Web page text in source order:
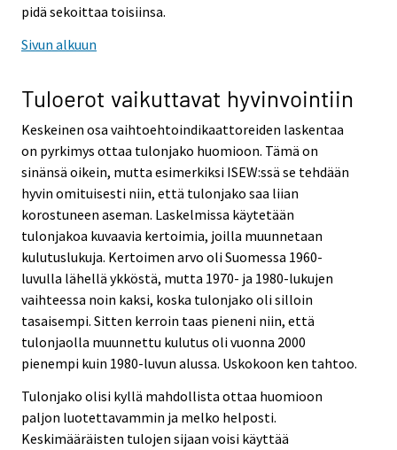
pidä sekoittaa toisiinsa.
Sivun alkuun
Tuloerot vaikuttavat hyvinvointiin
Keskeinen osa vaihtoehtoindikaattoreiden laskentaa
on pyrkimys ottaa tulonjako huomioon. Tämä on
sinänsä oikein, mutta esimerkiksi ISEW:ssä se tehdään
hyvin omituisesti niin, että tulonjako saa liian
korostuneen aseman. Laskelmissa käytetään
tulonjakoa kuvaavia kertoimia, joilla muunnetaan
kulutuslukuja. Kertoimen arvo oli Suomessa 1960-
luvulla lähellä ykköstä, mutta 1970- ja 1980-lukujen
vaihteessa noin kaksi, koska tulonjako oli silloin
tasaisempi. Sitten kerroin taas pieneni niin, että
tulonjaolla muunnettu kulutus oli vuonna 2000
pienempi kuin 1980-luvun alussa. Uskokoon ken tahtoo.
Tulonjako olisi kyllä mahdollista ottaa huomioon
paljon luotettavammin ja melko helposti.
Keskimääräisten tulojen sijaan voisi käyttää